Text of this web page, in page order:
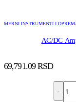
MERNI INSTRUMENTI I
AC/DC
69,791.09RSD
-